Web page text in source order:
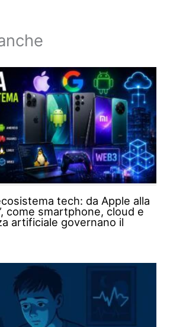
tech: da Apple alla
come smartphone, cloud e
artificiale governano il